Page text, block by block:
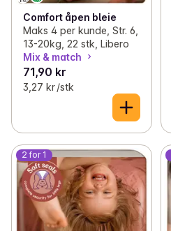
Comfort åpen bleie
Maks 4 per kunde, Str. 6,
13-20kg, 22 stk, Libero
Mix & match
71,90 kr
3,27 kr /stk
2 for 1